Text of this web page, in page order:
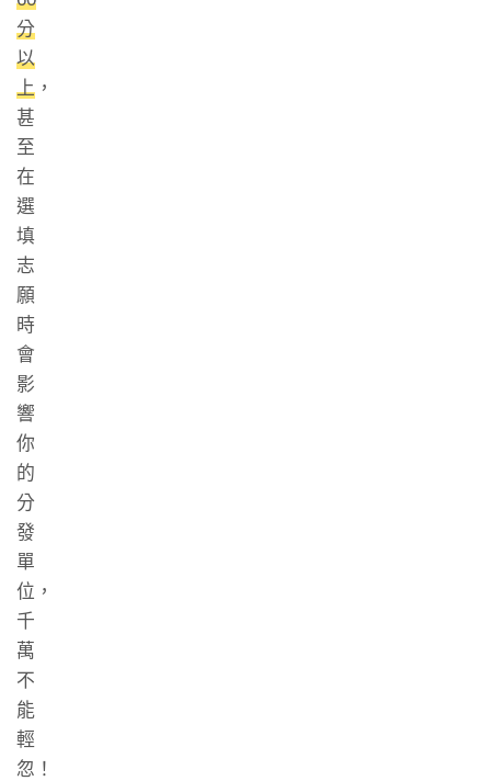
分
以
上 ，
甚
至
在
選
填
志
願
時
會
影
響
你
的
分
發
單
位，
千
萬
不
能
輕
忽！